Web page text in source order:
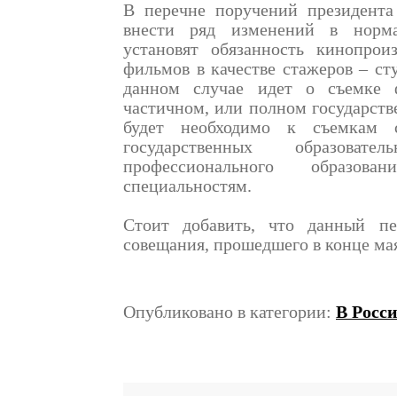
В перечне поручений
внести ряд изменений в
установят обязанность
фильмов в качестве стажеров –
данном случае идет о съемке
частичном, или полном
будет необходимо к съемкам
государственных
профессионального
специальностям.
Стоит добавить, что данный
совещания, прошедшего в конце
Опубликовано в категории: В